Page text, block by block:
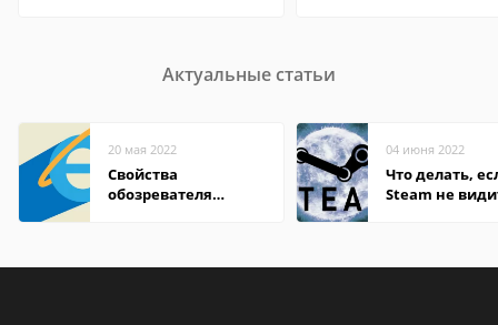
Актуальные статьи
20 мая 2022
Свойства
обозревателя
04 июня 2022
Что делать,
Steam не